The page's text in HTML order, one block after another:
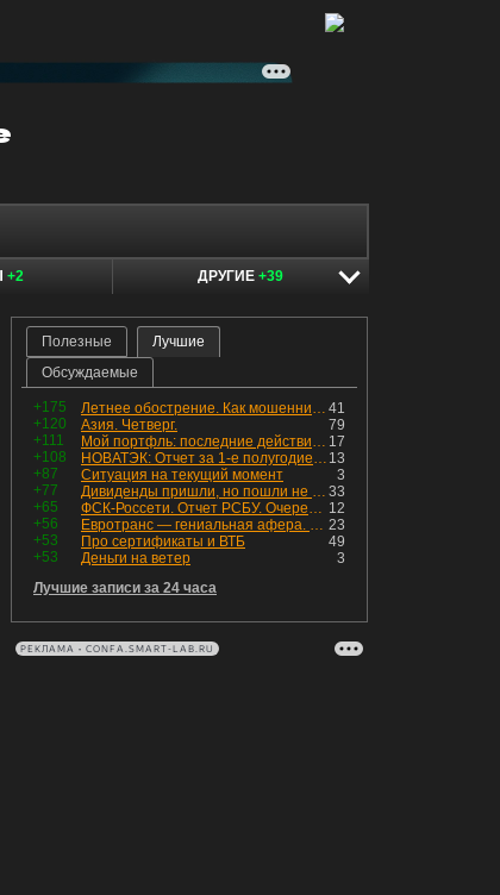
+2 ДРУГИЕ +39
Полезные
Лучшие
Обсуждаемые
+175 41
Летнее обострение. Как мошенники пытаются подсунуть кнопку "БАБЛО" девушкам
+120
79
Азия. Четверг.
+111
17
Мой портфль: последние действия и текущая структура. Краткий комментарий по всем позициям
+108
13
НОВАТЭК: Отчет за 1-е полугодие 2026 - прибыль продолжает падать, но лучшее впереди, если не прилетит
+87
3
Ситуация на текущий момент
+77
33
Дивиденды пришли, но пошли не туда
+65
12
ФСК-Россети. Отчет РСБУ. Очередная допка - бомбовые новости в эфире
+56
23
Евротранс — гениальная афера. Собрал с инвесторов денег, выплатил дивидендов больше текущей капитализации и ушёл в дефолт
+53
49
Про сертификаты и ВТБ
+53
3
Деньги на ветер
Лучшие записи за 24 часа
РЕКЛАМА • CONFA.SMART-LAB.RU